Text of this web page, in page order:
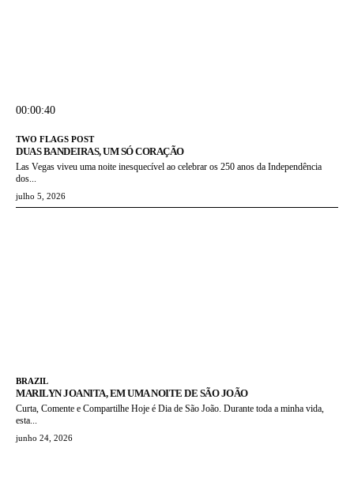
00:00:40
TWO FLAGS POST
DUAS BANDEIRAS, UM SÓ CORAÇÃO
Las Vegas viveu uma noite inesquecível ao celebrar os 250 anos da Independência
dos...
julho 5, 2026
BRAZIL
MARILYN JOANITA, EM UMA NOITE DE SÃO JOÃO
Curta, Comente e Compartilhe Hoje é Dia de São João. Durante toda a minha vida,
esta...
junho 24, 2026